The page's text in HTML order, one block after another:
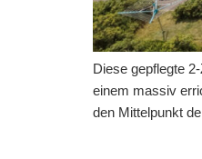
Diese gepflegte
einem massiv
den Mittelpunkt